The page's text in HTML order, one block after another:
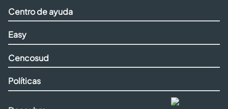
Centro de ayuda
Easy
Cencosud
Políticas